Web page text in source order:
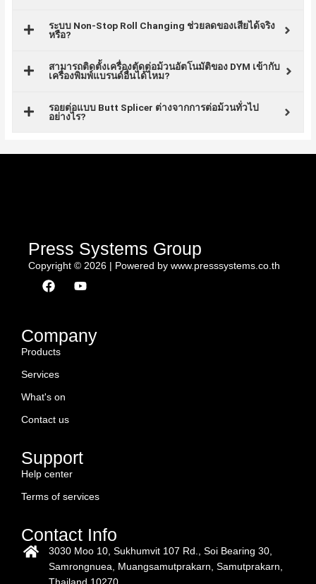
ระบบ Non-Stop Roll Changing ช่วยลดของเสียได้จริง
หรือ?
สามารถติดตั้งเครื่องตัดต่อม้วนอัตโนมัติของ DYM เข้ากับ
เครื่องพิมพ์แบรนด์อื่นได้ไหม?
รอยต่อแบบ Butt Splicer ต่างจากการต่อม้วนทั่วไป
อย่างไร?
Press Systems Group
Copyright © 2026 | Powered by www.presssystems.co.th
F
a
b
o
o
Y
o
u
b
Company
Products
Services
What's on
Contact us
Support
Help center
Terms of services
Contact Info
3030 Moo 10, Sukhumvit 107 Rd., Soi Bearing 30,
Samrongnuea, Muangsamutprakarn, Samutprakarn,